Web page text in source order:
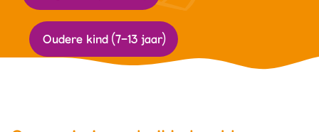
Oudere kind (7-13 jaar)